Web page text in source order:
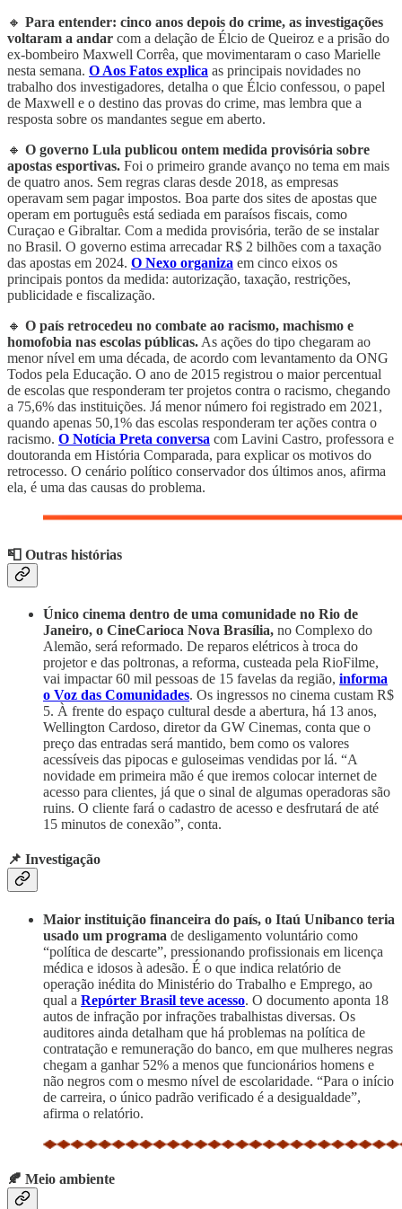
🔸 Para entender: cinco anos depois do crime, as investigações
voltaram a andar com a delação de Élcio de Queiroz e a prisão do
ex-bombeiro Maxwell Corrêa, que movimentaram o caso Marielle
nesta semana. O Aos Fatos explica as principais novidades no
trabalho dos investigadores, detalha o que Élcio confessou, o papel
de Maxwell e o destino das provas do crime, mas lembra que a
resposta sobre os mandantes segue em aberto.
🔸 O governo Lula publicou ontem medida provisória sobre
apostas esportivas. Foi o primeiro grande avanço no tema em mais
de quatro anos. Sem regras claras desde 2018, as empresas
operavam sem pagar impostos. Boa parte dos sites de apostas que
operam em português está sediada em paraísos fiscais, como
Curaçao e Gibraltar. Com a medida provisória, terão de se instalar
no Brasil. O governo estima arrecadar R$ 2 bilhões com a taxação
das apostas em 2024. O Nexo organiza em cinco eixos os
principais pontos da medida: autorização, taxação, restrições,
publicidade e fiscalização.
🔸 O país retrocedeu no combate ao racismo, machismo e
homofobia nas escolas públicas. As ações do tipo chegaram ao
menor nível em uma década, de acordo com levantamento da ONG
Todos pela Educação. O ano de 2015 registrou o maior percentual
de escolas que responderam ter projetos contra o racismo, chegando
a 75,6% das instituições. Já menor número foi registrado em 2021,
quando apenas 50,1% das escolas responderam ter ações contra o
racismo. O Notícia Preta conversa com Lavini Castro, professora e
doutoranda em História Comparada, para explicar os motivos do
retrocesso. O cenário político conservador dos últimos anos, afirma
ela, é uma das causas do problema.
📮 Outras histórias
Único cinema dentro de uma comunidade no Rio de
Janeiro, o CineCarioca Nova Brasília, no Complexo do
Alemão, será reformado. De reparos elétricos à troca do
projetor e das poltronas, a reforma, custeada pela RioFilme,
vai impactar 60 mil pessoas de 15 favelas da região, informa
o Voz das Comunidades. Os ingressos no cinema custam R$
5. À frente do espaço cultural desde a abertura, há 13 anos,
Wellington Cardoso, diretor da GW Cinemas, conta que o
preço das entradas será mantido, bem como os valores
acessíveis das pipocas e guloseimas vendidas por lá. “A
novidade em primeira mão é que iremos colocar internet de
acesso para clientes, já que o sinal de algumas operadoras são
ruins. O cliente fará o cadastro de acesso e desfrutará de até
15 minutos de conexão”, conta.
📌 Investigação
Maior instituição financeira do país, o Itaú Unibanco teria
usado um programa de desligamento voluntário como
“política de descarte”, pressionando profissionais em licença
médica e idosos à adesão. É o que indica relatório de
operação inédita do Ministério do Trabalho e Emprego, ao
qual a Repórter Brasil teve acesso. O documento aponta 18
autos de infração por infrações trabalhistas diversas. Os
auditores ainda detalham que há problemas na política de
contratação e remuneração do banco, em que mulheres negras
chegam a ganhar 52% a menos que funcionários homens e
não negros com o mesmo nível de escolaridade. “Para o início
de carreira, o único padrão verificado é a desigualdade”,
afirma o relatório.
🍂 Meio ambiente